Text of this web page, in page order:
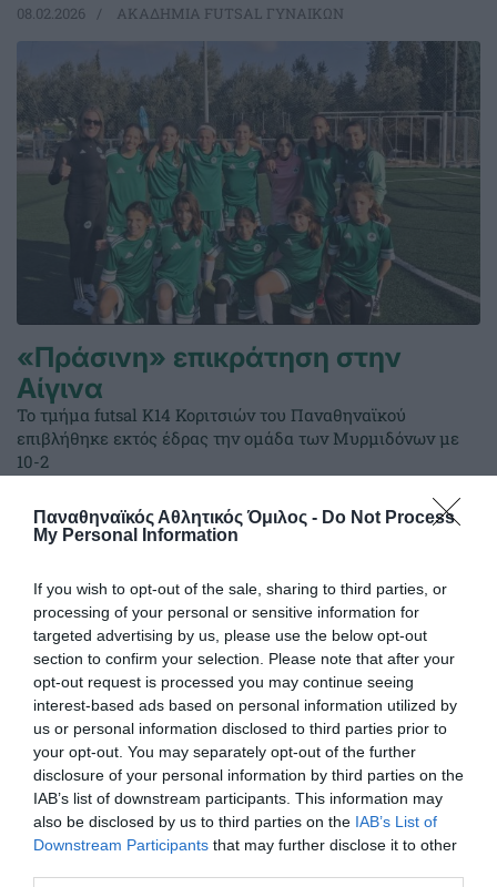
Παναθηναϊκός Αθλητικός Όμιλος - Do Not Process
My Personal Information
If you wish to opt-out of the sale, sharing to third parties, or
processing of your personal or sensitive information for
targeted advertising by us, please use the below opt-out
section to confirm your selection. Please note that after your
opt-out request is processed you may continue seeing
interest-based ads based on personal information utilized by
us or personal information disclosed to third parties prior to
your opt-out. You may separately opt-out of the further
disclosure of your personal information by third parties on the
IAB’s list of downstream participants. This information may
also be disclosed by us to third parties on the IAB’s List of
Downstream Participants that may further disclose it to other
08.02.2026 ΑΚΑΔΗΜΙΑ FUTSAL ΓΥΝΑΙΚΩΝ
«Πράσινη» επικράτηση στην
Αίγινα
Το τμήμα futsal K14 Κοριτσιών του Παναθηναϊκού
επιβλήθηκε εκτός έδρας την ομάδα των Μυρμιδόνων με
10-2
21.12.2025 ΑΚΑΔΗΜΙΑ FUTSAL ΓΥΝΑΙΚΩΝ
Φιλικές εμπειρίες κόντρα στη